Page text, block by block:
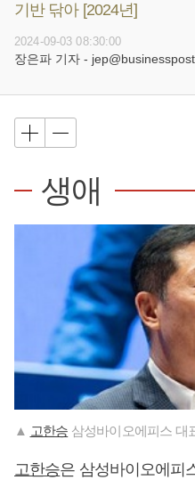
기반 닦아 [2024년]
2024-09-03 08:30:00
장은파 기자 -
생애
▲ 고한승 삼성바이오에피스 대
고한승은 삼성바이오에피